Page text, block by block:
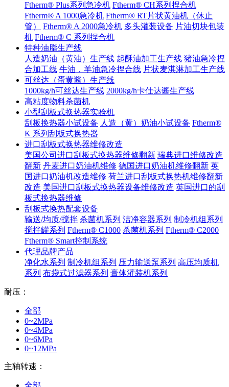
Ftherm® Plus系列急冷机 Ftherm® CH系列捏合机
Ftherm® A 1000急冷机 Ftherm® RT片状黄油机（休止
管）
Ftherm® A 2000急冷机 多头灌装设备 片油切块包装
机 Ftherm® C 系列捏合机
特种油脂生产线
人造奶油（黄油）生产线 起酥油加工生产线 猪油急冷捏
合加工线 牛油，羊油急冷捏合线 片状麦淇淋加工生产线
可丝达（蛋黄酱）生产线
1000kg/h可丝达生产线 2000kg/h卡仕达酱生产线
高粘度物料杀菌机
小型刮板式换热器实验机
刮板换热器小试设备 人造（黄）奶油小试设备 Ftherm®
K 系列刮板式换热器
进口刮板式换热器维修改造
美国公司进口刮板式换热器维修翻新 瑞典进口维修改造
翻新 丹麦进口奶油机维修 德国进口奶油机维修翻新 英
国进口奶油机改造维修 荷兰进口刮板式换热机维修翻新
改造 美国进口刮板式换热器设备维修改造 英国进口的刮
板式换热器维修
刮板式换热配套设备
输送/均质/搅拌 杀菌机系列 洁净容器系列 制冷机组系列
搅拌罐系列 Ftherm® C1000 杀菌机系列 Ftherm® C2000
Ftherm® Smart控制系统
代理品牌产品
净化水系列 制冷机组系列 压力输送泵系列 高压均质机
系列 布袋式过滤器系列 膏体灌装机系列
耐压：
全部
0~2MPa
0~4MPa
0~6MPa
0~12MPa
主轴转速：
全部